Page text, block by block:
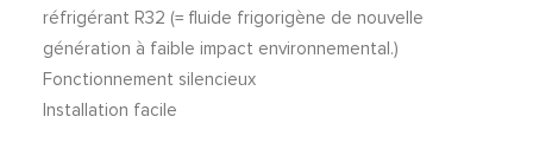
réfrigérant R32 (= fluide frigorigène de nouvelle
génération à faible impact environnemental.)
Fonctionnement silencieux
Installation facile